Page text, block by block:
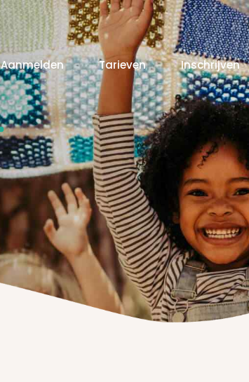
Aanmelden Tarieven Inschrijven